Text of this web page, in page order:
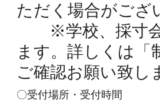
ただく場合がござ
※学校、採寸会
ます。詳しくは「
ご確認お願い致し
〇受付場所・受付時間